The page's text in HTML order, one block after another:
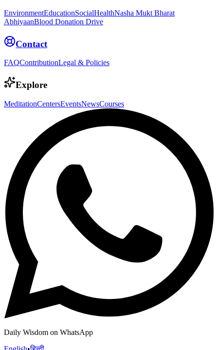
EnvironmentEducationSocialHealthNasha Mukt Bharat
AbhiyaanBlood Donation Drive
Contact
FAQContributionLegal & Policies
Explore
MeditationCentersEventsNewsCourses
Daily Wisdom on WhatsApp